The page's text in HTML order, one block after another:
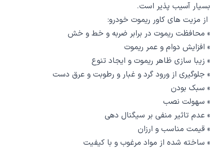
بسیار آسیب پذیر است.
از مزیت های کاور ریموت خودرو:
» محافظت ریموت در برابر ضربه و خط و خش
» افزایش دوام و عمر ریموت
» زیبا سازی ظاهر ریموت و ایجاد تنوع
» جلوگیری از ورود گرد و غبار و رطوبت و عرق دست
» سبک بودن
» سهولت نصب
» عدم تاثیر منفی بر سیگنال دهی
» قیمت مناسب و ارزان
» ساخته شده از مواد مرغوب و با کیفیت